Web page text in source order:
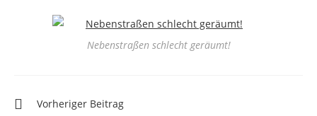
Nebenstraßen schlecht geräumt!
Vorheriger Beitrag